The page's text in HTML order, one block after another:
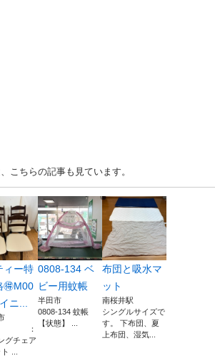
ちらの記事も見ています。
ィー特
🉐M00
ニ...
：
グチェア
...
0808-134 ベ
ビー用蚊帳
半田市
0808-134 蚊帳
【状態】 ...
布団と吸水マ
ット
南桜井駅
シングルサイズで
す。 下布団、夏
上布団、湿気...